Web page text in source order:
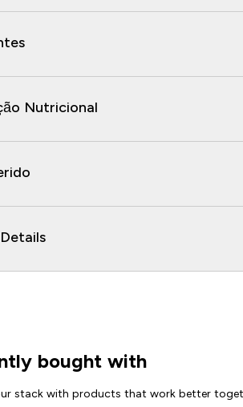
Nutricional
bought with
stack with products that work better